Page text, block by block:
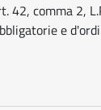
42, comma 2,
e